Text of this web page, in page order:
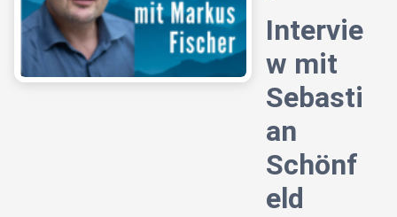
Intervie
w mit
Sebasti
an
Schönf
eld